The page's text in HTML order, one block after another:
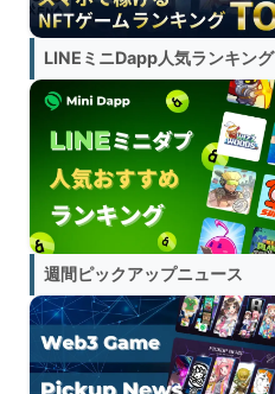
LINEミニDapp人気ランキング
週間ピックアップニュース